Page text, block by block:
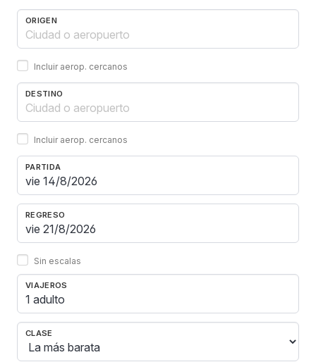
ORIGEN
Incluir aerop. cercanos
DESTINO
Incluir aerop. cercanos
PARTIDA
REGRESO
Sin escalas
VIAJEROS
1 adulto
CLASE